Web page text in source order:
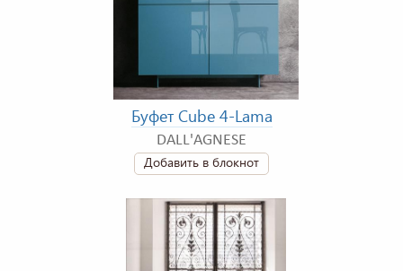
Буфет Cube 4-Lama
DALL'AGNESE
Добавить в блокнот